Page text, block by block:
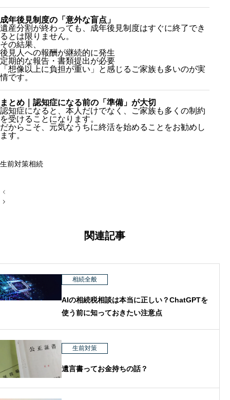
成年後見制度の「意外な盲点」
遺産分割が終わっても、成年後見制度はすぐに終了でき
るとは限りません。
その結果、
後見人への報酬が継続的に発生
定期的な報告・書類提出が必要
「想像以上に負担が重い」と感じるご家族も多いのが実
情です。
まとめ｜認知症になる前の「準備」が大切
認知症になると、本人だけでなく、ご家族も多くの制約
を受けることになります。
だからこそ、元気なうちに終活を始めることをお勧めし
ます。
生前対策相続
投
稿
関連記事
相続全般
AIの相続税相談は本当に正しい？ChatGPTを
使う前に知っておきたい注意点
生前対策
遺言書ってお金持ちの話？